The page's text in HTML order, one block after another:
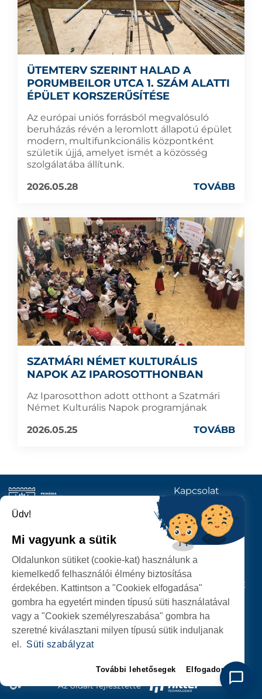
ÜTEMTERV SZERINT HALAD A
PORUMBEILOR UTCA 1. SZÁM ALATTI
ÉPÜLET KORSZERŰSÍTÉSE
Az európai uniós forrásból megvalósuló
beruházás révén a leromlott állapotú épület
modern, multifunkcionális központként
születik újjá, amelyet ismét a közösség
szolgálatába állítunk.
2026.05.28
TOVÁBB
SZATMÁRI NÉMET KULTURÁLIS
NAPOK AZ IPAROSOTTHONBAN
Az Iparosotthon adott otthont a Szatmári
Német Kulturális Napok programjának
2026.05.25
TOVÁBB
SZEMÉLYES ADATOK VÉDELME
Az oldalt fejlesztette
SZATMÁRNÉMETI
POLGÁRMESTERI HIVATAL
P-ȚA 25 OCTOMBRIE, NR. 1 CORP M, 440026 SATU MARE
Kapcsolat
KÖVESSENEK
Üdv!
Mi vagyunk a sütik
Oldalunkon sütiket (cookie-kat) használunk a
kiemelkedő felhasználói élmény biztosítása
érdekében. Kattintson a "Cookiek elfogadása"
gombra ha egyetért minden típusú süti használatával
vagy a "Cookiek személyreszabása" gombra ha
szeretné kiválasztani milyen típusú sütik induljanak
el. Süti szabályzat
További lehetősegek Elfogadom